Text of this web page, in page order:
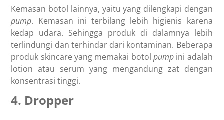
Kemasan botol lainnya, yaitu yang dilengkapi dengan
pump. Kemasan ini terbilang lebih higienis karena
kedap udara. Sehingga produk di dalamnya lebih
terlindungi dan terhindar dari kontaminan. Beberapa
produk skincare yang memakai botol pumpini adalah
lotion atau serum yang mengandung zat dengan
konsentrasi tinggi.
4. Dropper